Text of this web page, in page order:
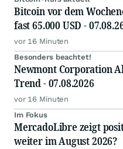
Bitcoin vor dem
fast 65.000 USD -
vor 16 Minuten
Besonders beachtet!
Newmont Corporation
Trend - 07.08.2026
vor 16 Minuten
Im Fokus
MercadoLibre zeigt
weiter im August 2026?